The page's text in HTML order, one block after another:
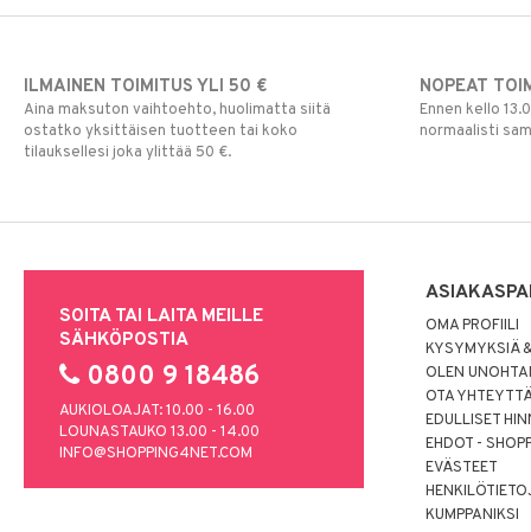
ILMAINEN TOIMITUS YLI 50 €
Aina maksuton vaihtoehto, huolimatta siitä
ostatko yksittäisen tuotteen tai koko
tilauksellesi joka ylittää 50 €.
NOPEAT
Ennen kello
normaalisti
SOITA TAI LAITA MEILLE
SÄHKÖPOSTIA
0800 9 18486
AUKIOLOAJAT: 10.00 - 16.00
LOUNASTAUKO 13.00 - 14.00
INFO@SHOPPING4NET.COM
OMA PROFIILI
KYSYMYKSIÄ
OLEN
OTA
EDULLISET
EHDOT -
EVÄSTEET
KUMPPANIKSI